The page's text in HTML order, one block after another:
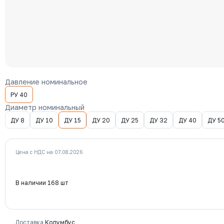
Давление номинальное
РУ 40
Диаметр номинальный
ДУ 8 ДУ 10 ДУ 15 ДУ 20 ДУ 25 ДУ 32 ДУ 40 ДУ
Цена с НДС на 07.08.2026
В наличии 168 шт
Доставка Колумбус